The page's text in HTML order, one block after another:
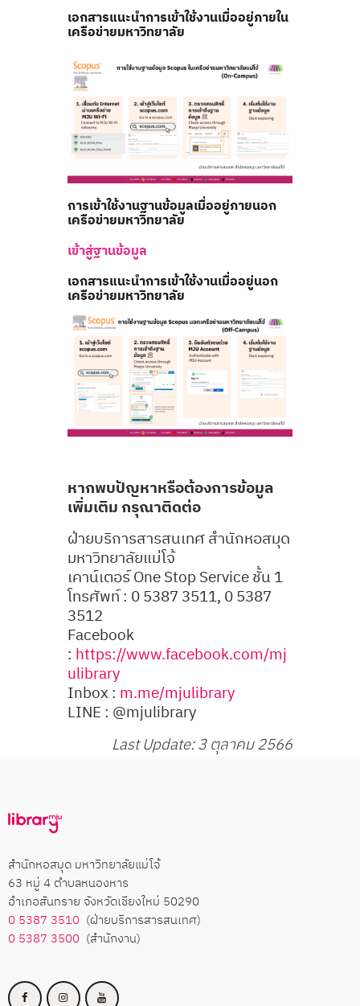
เอกสารแนะนำการเข้าใช้งานเมื่ออยู่ภายใน
เครือข่ายมหาวิทยาลัย
การเข้าใช้งานฐานข้อมูลเมื่ออยู่ภายนอก
เครือข่ายมหาวิทยาลัย
เข้าสู่ฐานข้อมูล
เอกสารแนะนำการเข้าใช้งานเมื่ออยู่นอก
เครือข่ายมหาวิทยาลัย
หากพบปัญหาหรือต้องการข้อมูล
เพิ่มเติม กรุณาติดต่อ
ฝ่ายบริการสารสนเทศ สำนักหอสมุด
มหาวิทยาลัยแม่โจ้
เคาน์เตอร์ One Stop Service ชั้น 1
โทรศัพท์ : 0 5387 3511, 0 5387
3512
Facebook
: https://www.facebook.com/mj
ulibrary
Inbox : m.me/mjulibrary
LINE : @mjulibrary
Last Update: 3 ตุลาคม 2566
สำนักหอสมุด มหาวิทยาลัยแม่โจ้
63 หมู่ 4 ตำบลหนองหาร
อำเภอสันทราย จังหวัดเชียงใหม่ 50290
0 5387 3510 (ฝ่ายบริการสารสนเทศ)
0 5387 3500 (สำนักงาน)